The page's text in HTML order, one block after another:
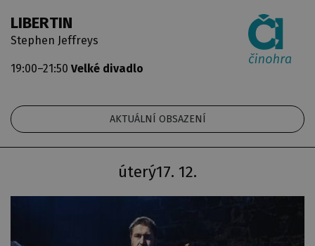
LIBERTIN
Stephen Jeffreys
19:00–21:50 Velké divadlo
AKTUÁLNÍ OBSAZENÍ
17. 12.
úterý